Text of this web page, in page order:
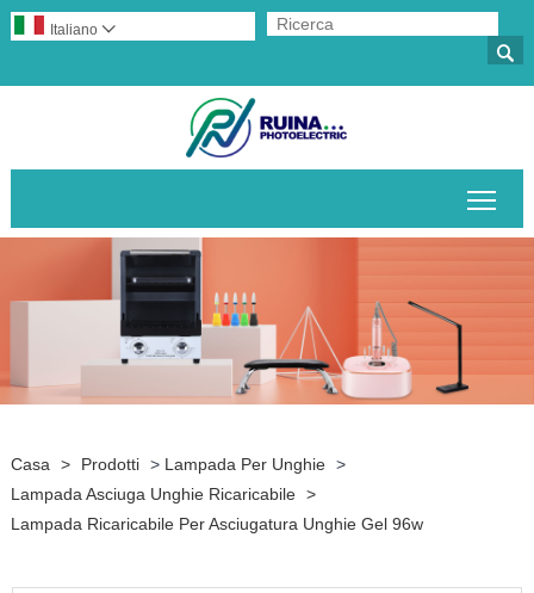

Italiano 
Casa > Prodotti > Lampada Per Unghie >
Lampada Asciuga Unghie Ricaricabile >
Lampada Ricaricabile Per Asciugatura Unghie Gel 96w